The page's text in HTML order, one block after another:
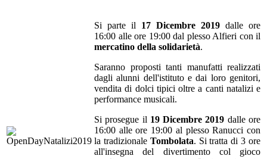
Si parte il 17 Dicembre 2019 dalle ore
16:00 alle ore 19:00 dal plesso Alfieri con il
mercatino della solidarietà.
Saranno proposti tanti manufatti realizzati
dagli alunni dell'istituto e dai loro genitori,
vendita di dolci tipici oltre a canti natalizi e
performance musicali.
Si prosegue il 19 Dicembre 2019 dalle ore
16:00 alle ore 19:00 al plesso Ranucci con
la tradizionale Tombolata. Si tratta di 3 ore
all'insegna del divertimento col gioco